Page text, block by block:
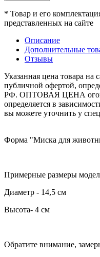
* Товар и его
представленных на сайте
Описание
Дополнительные
Отзывы
Указанная цена товара на
публичной офертой,
РФ. ОПТОВАЯ ЦЕНА
определяется в
вы можете уточнить у
Форма "Миска для
Примерные размеры
Диаметр - 14,5 см
Высота- 4 см
Обратите внимание,